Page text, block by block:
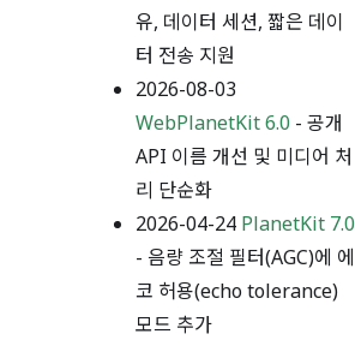
유, 데이터 세션, 짧은 데이
터 전송 지원
2026-08-03
WebPlanetKit 6.0 - 공개
API 이름 개선 및 미디어 처
리 단순화
2026-04-24 PlanetKit 7.0
- 음량 조절 필터(AGC)에 에
코 허용(echo tolerance)
모드 추가